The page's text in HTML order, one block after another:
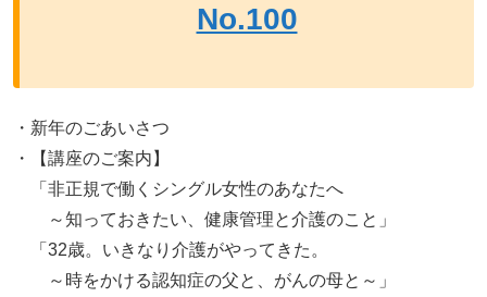
No.100
・新年のごあいさつ
・【講座のご案内】
「非正規で働くシングル女性のあなたへ
～知っておきたい、健康管理と介護のこと」
「32歳。いきなり介護がやってきた。
～時をかける認知症の父と、がんの母と～」